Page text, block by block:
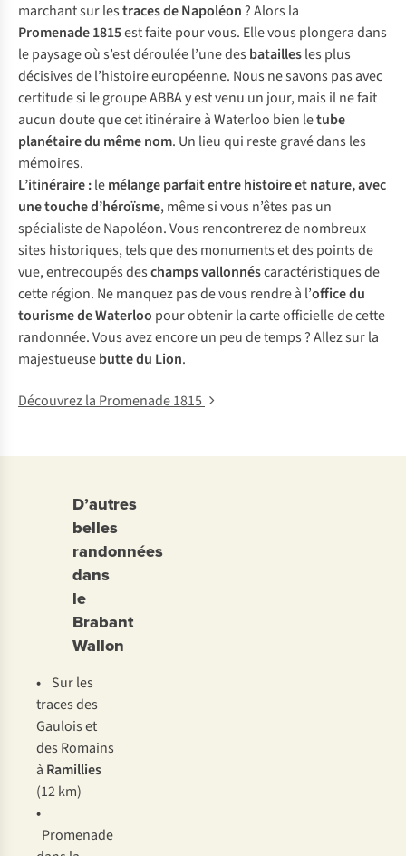
marchant sur lestraces de Napoléon? Alors la
Promenade 1815est faite pour vous. Elle vous plongera dans
le paysage où s’est déroulée l’une des bataillesles plus
décisives de l’histoire européenne. Nous ne savons pas avec
certitude si le groupe ABBA y est venu un jour, mais il ne fait
aucun doute que cet itinéraire à Waterloo bien letube
planétaire du même nom. Un lieu qui reste gravé dans les
mémoires.
L’itinéraire :lemélange parfait entre histoire et nature, avec
une touche d’héroïsme, même si vous n’êtes pas un
spécialiste de Napoléon. Vous rencontrerez de nombreux
sites historiques, tels que des monuments et des points de
vue, entrecoupés deschamps vallonnéscaractéristiques de
cette région. Ne manquez pas de vous rendre à l’office du
tourisme de Waterloo pour obtenir la carte officielle de cette
randonnée. Vous avez encore un peu de temps ? Allez sur la
majestueusebutte du Lion.
Découvrez la Promenade 1815
D’autres
belles
randonnées
dans
le
Brabant
Wallon
• Sur les
traces des
Gaulois et
des Romains
à Ramillies
(12 km)
•
Promenade